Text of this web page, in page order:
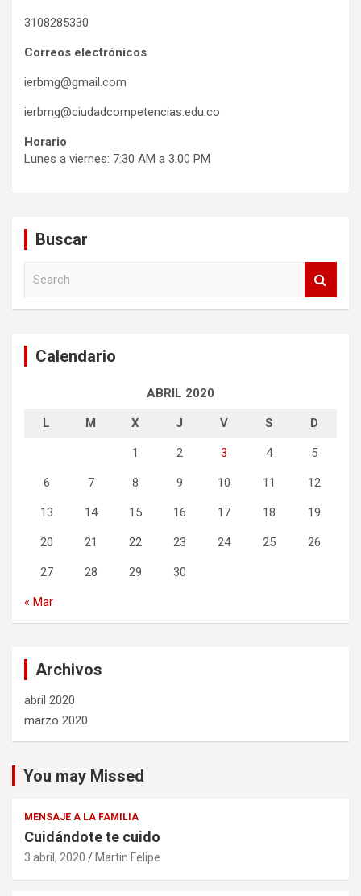
3108285330
Correos electrónicos
ierbmg@gmail.com
ierbmg@ciudadcompetencias.edu.co
Horario
Lunes a viernes: 7:30 AM a 3:00 PM
Buscar
Calendario
ABRIL 2020
L M X J V S D
1 2 3 4 5
6 7 8 9 10 11 12
13 14 15 16 17 18 19
20 21 22 23 24 25 26
27 28 29 30
« Mar
Archivos
abril 2020
marzo 2020
You may Missed
MENSAJE A LA FAMILIA
Cuidándote te cuido
3 abril, 2020 Martin Felipe